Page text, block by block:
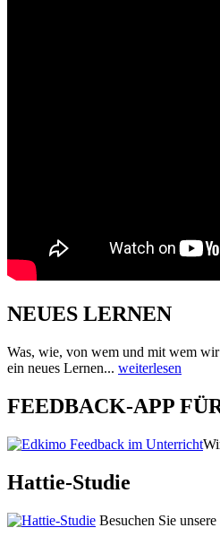
NEUES LERNEN
Was, wie, von wem und mit wem
ein neues Lernen... weiterlesen
FEEDBACK-APP
Hattie-Studie
Besuchen Sie